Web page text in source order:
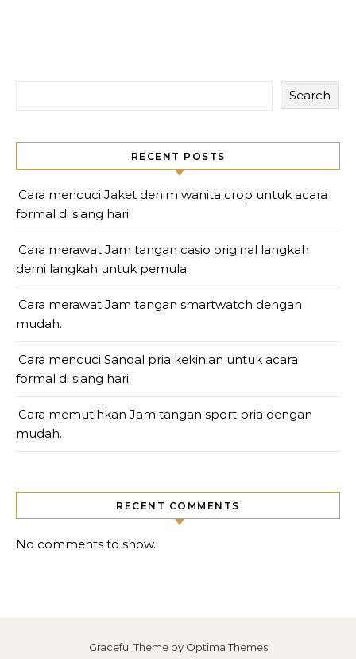
Search
RECENT POSTS
Cara mencuci Jaket denim wanita crop untuk acara
formal di siang hari
Cara merawat Jam tangan casio original langkah
demi langkah untuk pemula.
Cara merawat Jam tangan smartwatch dengan
mudah.
Cara mencuci Sandal pria kekinian untuk acara
formal di siang hari
Cara memutihkan Jam tangan sport pria dengan
mudah.
RECENT COMMENTS
No comments to show.
Graceful Theme by Optima Themes